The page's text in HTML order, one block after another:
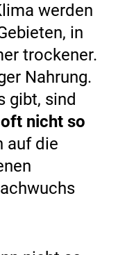
werden
in
trockener.
Nahrung.
gibt, sind
oft nicht so
auf die